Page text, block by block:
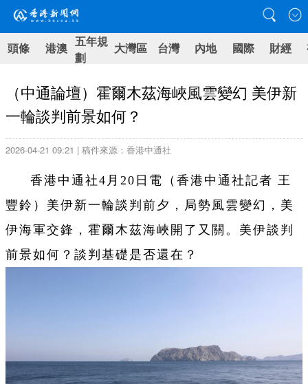
頭條 港澳 五年規
劃
大灣區 台灣 內地 國際 財經
（中通論壇）霍爾木茲海峽風雲變幻 美伊新
一輪談判前景如何？
2026-04-21 09:21 | 稿件來源：香港中通社
香港中通社4月20日電（ 香港中通社記者 王
豐鈴 ） 美伊新一輪談判前夕，局勢風雲變幻，美
伊海軍交鋒，霍爾木茲海峽開了又關。美伊談判
前景如何？談判基礎是否還在？